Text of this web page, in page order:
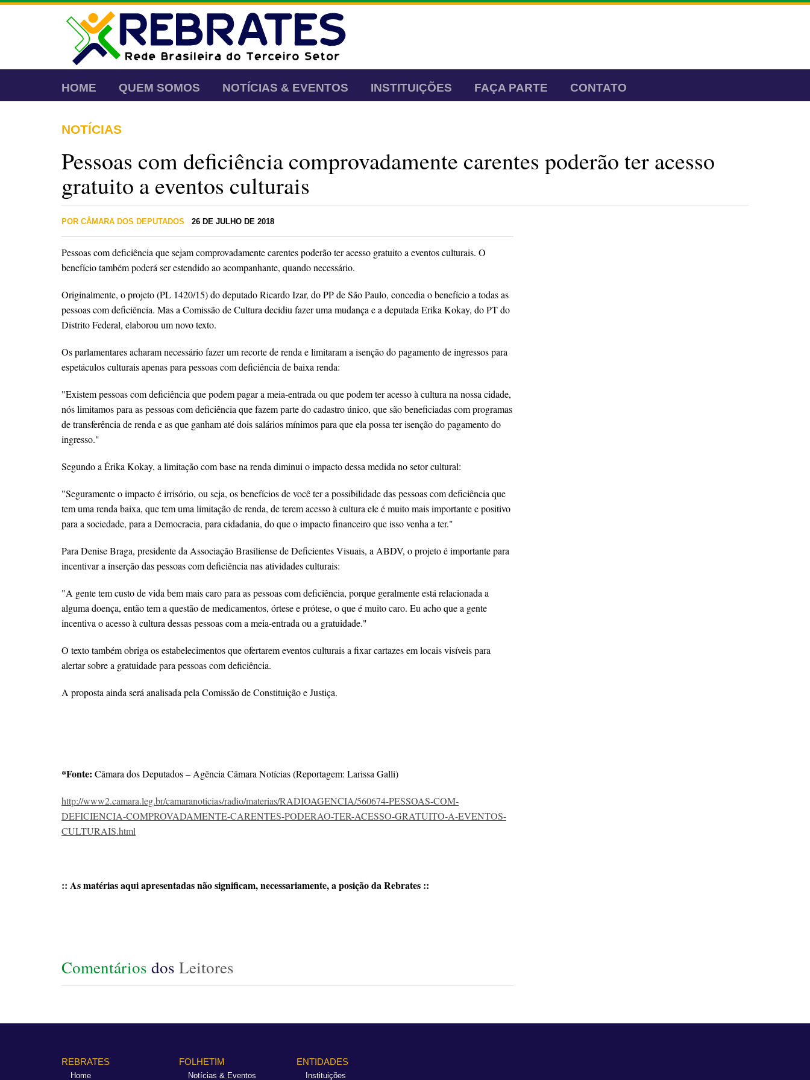
HOME QUEM SOMOS NOTÍCIAS & EVENTOS INSTITUIÇÕES FAÇA PARTE CONTATO
NOTÍCIAS
Pessoas com deficiência comprovadamente carentes poderão ter acesso
gratuito a eventos culturais
POR CÂMARA DOS DEPUTADOS 26 DE JULHO DE 2018
Pessoas com deficiência que sejam comprovadamente carentes poderão ter acesso gratuito a eventos culturais. O
benefício também poderá ser estendido ao acompanhante, quando necessário.
Originalmente, o projeto (PL 1420/15) do deputado Ricardo Izar, do PP de São Paulo, concedia o benefício a todas as
pessoas com deficiência. Mas a Comissão de Cultura decidiu fazer uma mudança e a deputada Erika Kokay, do PT do
Distrito Federal, elaborou um novo texto.
Os parlamentares acharam necessário fazer um recorte de renda e limitaram a isenção do pagamento de ingressos para
espetáculos culturais apenas para pessoas com deficiência de baixa renda:
"Existem pessoas com deficiência que podem pagar a meia-entrada ou que podem ter acesso à cultura na nossa cidade,
nós limitamos para as pessoas com deficiência que fazem parte do cadastro único, que são beneficiadas com programas
de transferência de renda e as que ganham até dois salários mínimos para que ela possa ter isenção do pagamento do
ingresso."
Segundo a Érika Kokay, a limitação com base na renda diminui o impacto dessa medida no setor cultural:
"Seguramente o impacto é irrisório, ou seja, os benefícios de você ter a possibilidade das pessoas com deficiência que
tem uma renda baixa, que tem uma limitação de renda, de terem acesso à cultura ele é muito mais importante e positivo
para a sociedade, para a Democracia, para cidadania, do que o impacto financeiro que isso venha a ter."
Para Denise Braga, presidente da Associação Brasiliense de Deficientes Visuais, a ABDV, o projeto é importante para
incentivar a inserção das pessoas com deficiência nas atividades culturais:
"A gente tem custo de vida bem mais caro para as pessoas com deficiência, porque geralmente está relacionada a
alguma doença, então tem a questão de medicamentos, órtese e prótese, o que é muito caro. Eu acho que a gente
incentiva o acesso à cultura dessas pessoas com a meia-entrada ou a gratuidade."
O texto também obriga os estabelecimentos que ofertarem eventos culturais a fixar cartazes em locais visíveis para
alertar sobre a gratuidade para pessoas com deficiência.
A proposta ainda será analisada pela Comissão de Constituição e Justiça.
*Fonte: Câmara dos Deputados – Agência Câmara Notícias (Reportagem: Larissa Galli)
http://www2.camara.leg.br/camaranoticias/radio/materias/RADIOAGENCIA/560674-PESSOAS-COM-
DEFICIENCIA-COMPROVADAMENTE-CARENTES-PODERAO-TER-ACESSO-GRATUITO-A-EVENTOS-
CULTURAIS.html
:: As matérias aqui apresentadas não significam, necessariamente, a posição da Rebrates ::
Comentários dos Leitores
REBRATES
Home
FOLHETIM
Notícias & Eventos
ENTIDADES
Instituições